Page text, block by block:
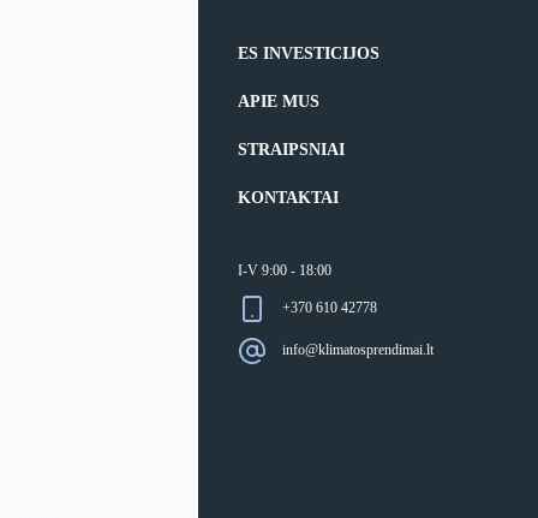
ES INVESTICIJOS
APIE MUS
STRAIPSNIAI
KONTAKTAI
I-V 9:00 - 18:00
+370 610 42778
info@klimatosprendimai.lt